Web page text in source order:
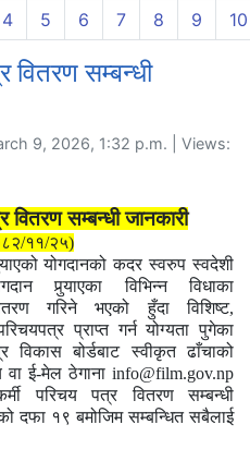
4 5 6 7 8 9 10
वितरण सम्बन्धी
9, 2026, 1:32 p.m. | Views:
वितरण सम्बन्धी जानकारी
११/२५)
योगदानको कदर स्वरुप स्वदेशी
पुर्‍याएका विभिन्न विधाका
गरिने भएको हुँदाविशिष्ट,
प्राप्त गर्न योग्यता पुगेका
विकास बोर्डबाट स्वीकृत ढाँचाको
वा ई-मेल ठेगाना info@film.gov.np
परिचय पत्र वितरण
सम्बन्धी
दफा १९ बमोजिम सम्बन्धित सबैलाई